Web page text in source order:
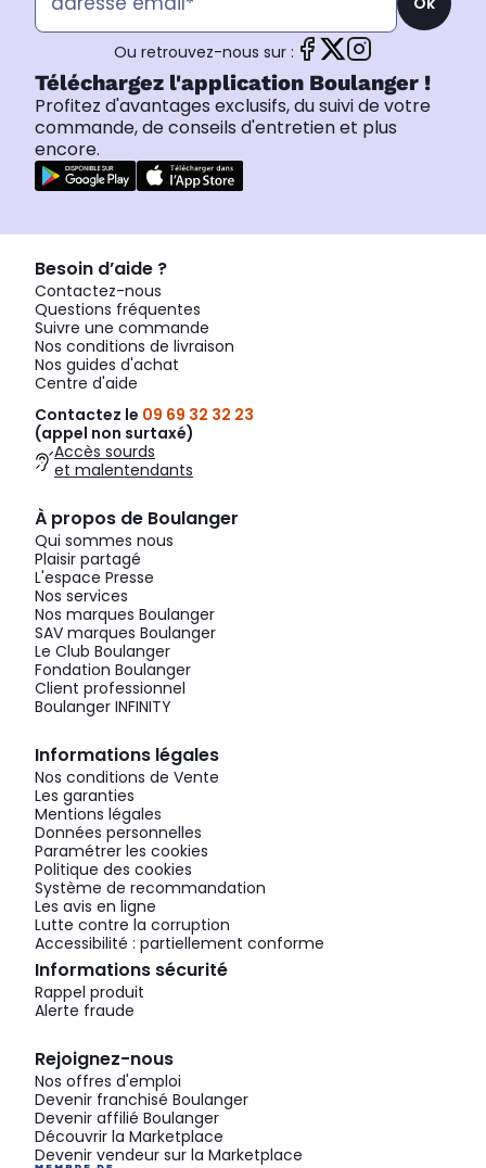
Ou retrouvez-nous sur :
Téléchargez l'application Boulanger !
Profitez d'avantages exclusifs, du suivi de votre
commande, de conseils d'entretien et plus
encore.
Besoin d’aide ?
Contactez-nous
Questions fréquentes
Suivre une commande
Nos conditions de livraison
Nos guides d'achat
Centre d'aide
Contactez le 09 69 32 32 23
(appel non surtaxé)
Accès sourds
et malentendants
À propos de Boulanger
Qui sommes nous
Plaisir partagé
L'espace Presse
Nos services
Nos marques Boulanger
SAV marques Boulanger
Le Club Boulanger
Fondation Boulanger
Client professionnel
Boulanger INFINITY
Informations légales
Nos conditions de Vente
Les garanties
Mentions légales
Données personnelles
Paramétrer les cookies
Politique des cookies
Système de recommandation
Les avis en ligne
Lutte contre la corruption
Accessibilité : partiellement conforme
Informations sécurité
Rappel produit
Alerte fraude
Rejoignez-nous
Nos offres d'emploi
Devenir franchisé Boulanger
Devenir affilié Boulanger
Découvrir la Marketplace
Devenir vendeur sur la Marketplace